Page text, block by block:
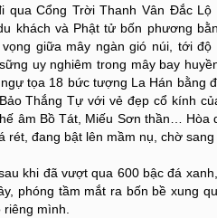
qua Cổng Trời Thanh Vân Đắc
khách và Phật tử bốn phương
vọng giữa mây ngàn gió núi, tới
uy nghiêm trong mây bay
tọa 18 bức tượng La Hán bằng
Thắng Tự với vẻ đẹp cổ kính
âm Bồ Tát, Miếu Sơn thần… Hòa
rét, đang bật lên mầm nụ, chờ
khi đã vượt qua 600 bậc đá
phóng tầm mắt ra bốn bề xung
riêng mình.